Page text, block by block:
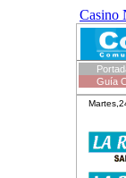
Casino
Guía